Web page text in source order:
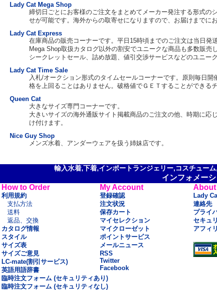
Lady Cat Mega Shop
締切日ごとにお客様のご注文をまとめてメーカー発注する形式の
せが可能です。海外からの取寄せになりますので、お届けまでに
Lady Cat Express
在庫商品の販売コーナーです。平日15時頃までのご注文は当日発
Mega Shop取扱カタログ以外の割安でユニークな商品も多数販売
シークレットセール、詰め放題、値引交渉サービスなどのユニー
Lady Cat Time Sale
入札/オークション形式のタイムセールコーナーです。原則毎日
格を上回ることはありません。破格値でＧＥＴすることができる
Queen Cat
大きなサイズ専門コーナーです。
大きいサイズの海外通販サイト掲載商品のご注文の他、時期に応
け付けます。
Nice Guy Shop
メンズ水着、アンダーウェアを扱う姉妹店です。
輸入水着,下着,インポートランジェリー,コスチュー
インフォメー
How to Order
利用規約
支払方法
送料
返品、交換
カタログ情報
スタイル
サイズ表
サイズご意見
LC-mate(割引サービス)
英語用語辞書
My Account
登録確認
注文状況
保存カート
マイセレクション
マイクローゼット
ポイントサービス
メールニュース
RSS
Twitter
Facebook
About
Lady
連絡先
プライ
セキュ
アフィ
臨時注文フォーム (セキュリティあり)
臨時注文フォーム (セキュリティなし)